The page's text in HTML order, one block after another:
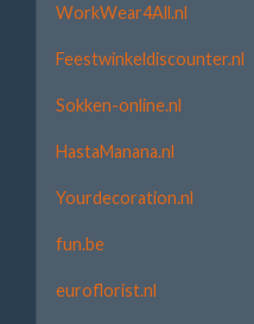
WorkWear4All.nl
Feestwinkeldiscounter.nl
Sokken-online.nl
HastaManana.nl
Yourdecoration.nl
fun.be
euroflorist.nl